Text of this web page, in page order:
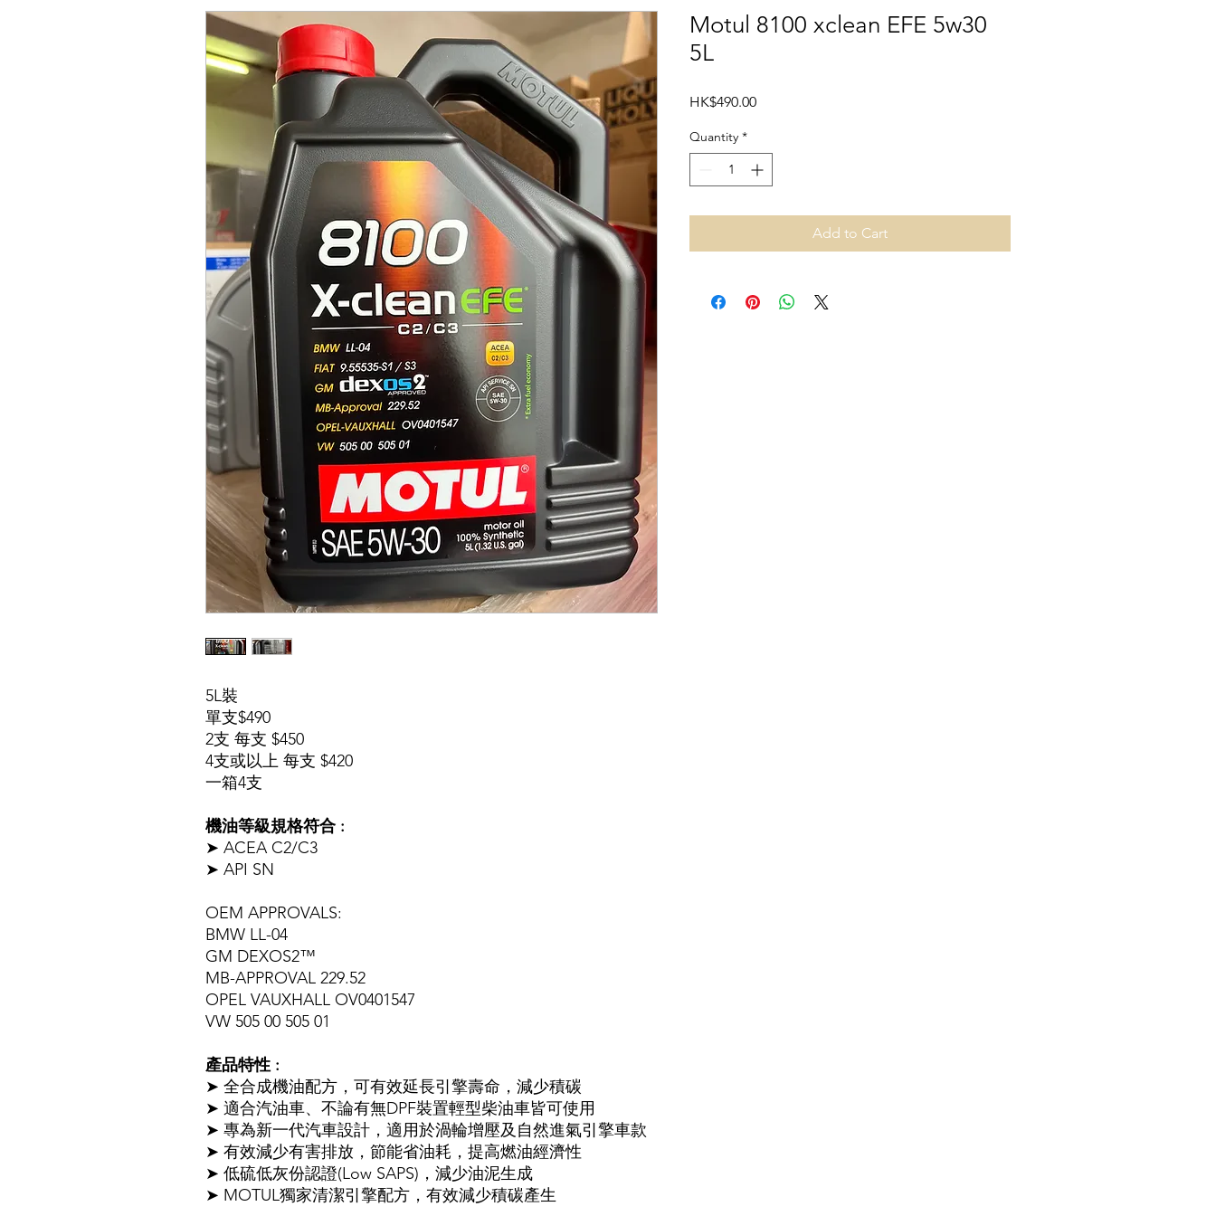
5L裝
單支$490
2支 每支 $450
4支或以上 每支 $420
一箱4支
機油等級規格符合 :
➤ ACEA C2/C3
➤ API SN
OEM APPROVALS:
BMW LL-04
GM DEXOS2™
MB-APPROVAL 229.52
OPEL VAUXHALL OV0401547
VW 505 00 505 01
產品特性 :
➤ 全合成機油配方，可有效延長引擎壽命，減少積碳
➤ 適合汽油車、不論有無DPF裝置輕型柴油車皆可使用
➤ 專為新一代汽車設計，適用於渦輪增壓及自然進氣引擎車款
➤ 有效減少有害排放，節能省油耗，提高燃油經濟性
➤ 低硫低灰份認證(Low SAPS)，減少油泥生成
➤ MOTUL獨家清潔引擎配方，有效減少積碳產生
Motul 8100 xclean EFE 5w30
5L
HK$490.00Price
Quantity *
Add to Cart